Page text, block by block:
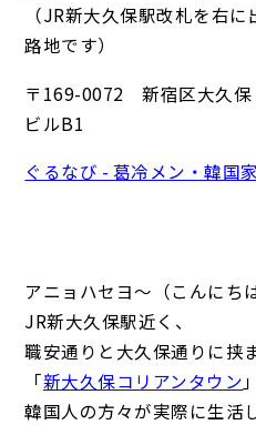
（JR新大久保駅改札を右
路地です）
〒169-0072 新宿区大久保
ビルB1
ぐるなび - 葛冷メン・韓国
アニョハセヨ～（こんにち
JR新大久保駅近く、
職安通りと大久保通りに挟
「新大久保コリアンタウン
韓国人の方々が実際に生活